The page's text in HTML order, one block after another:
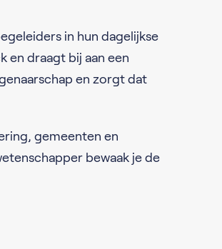
in hun dagelijkse
en draagt bij aan een
en zorgt dat
gemeenten en
bewaak je de